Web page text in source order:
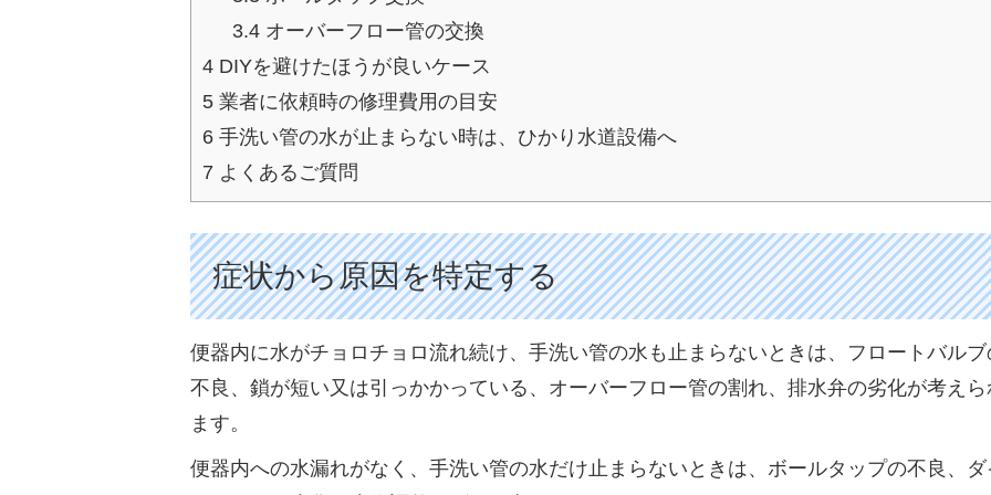
3.4 オーバーフロー管の交換
4 DIYを避けたほうが良いケース
5 業者に依頼時の修理費用の目安
6 手洗い管の水が止まらない時は、ひかり水道設備へ
7 よくあるご質問
症状から原因を特定する
便器内に水がチョロチョロ流れ続け、手洗い管の水も止まらないときは、フロートバルブ
不良、鎖が短い又は引っかかっている、オーバーフロー管の割れ、排水弁の劣化が考えら
ます。
便器内への水漏れがなく、手洗い管の水だけ止まらないときは、ボールタップの不良、ダ